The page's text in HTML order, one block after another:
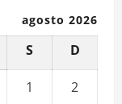
agosto 2026
S D
1
2